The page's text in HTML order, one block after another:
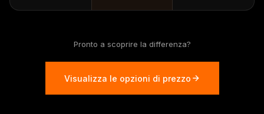
Pronto a scoprire la differenza?
Visualizza le opzioni di prezzo